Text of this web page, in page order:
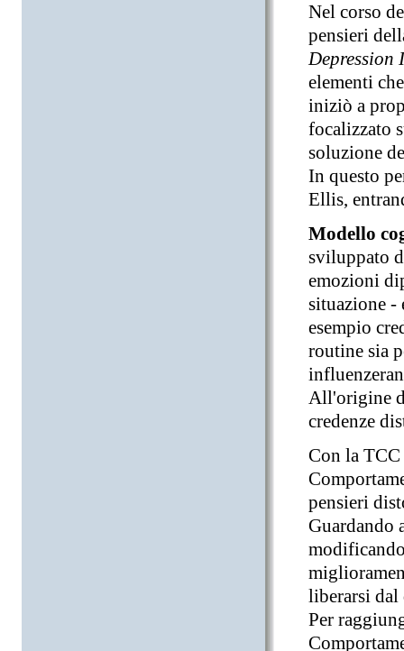
Nel corso
pensieri
Depression
elementi
iniziò a
focalizzato
soluzione
In questo
Ellis,
Modello
sviluppato
emozioni
situazione -
esempio
routine sia
All'origine
credenze
Con la
pensieri
Guardando
liberarsi
Per